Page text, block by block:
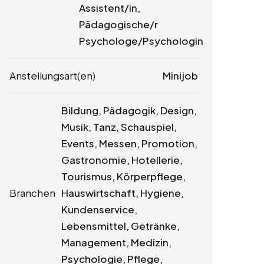
Assistent/in,
Pädagogische/r
Psychologe/Psychologin
Anstellungsart(en) Minijob
Branchen
Bildung, Pädagogik, Design,
Musik, Tanz, Schauspiel,
Events, Messen, Promotion,
Gastronomie, Hotellerie,
Tourismus, Körperpflege,
Hauswirtschaft, Hygiene,
Kundenservice,
Lebensmittel, Getränke,
Management, Medizin,
Psychologie, Pflege,